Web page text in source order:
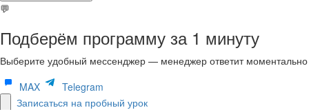
💬
Подберём программу за 1 минуту
Выберите удобный мессенджер — менеджер ответит моментально
MAX
Telegram
Записаться на пробный урок